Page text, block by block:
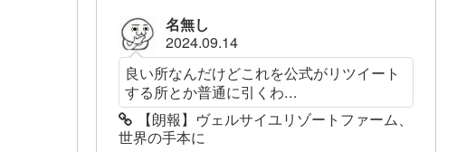
名無し
2024.09.14
良い所なんだけどこれを公式がリツイート
する所とか普通に引くわ...
【朗報】ヴェルサイユリゾートファーム、
世界の手本に